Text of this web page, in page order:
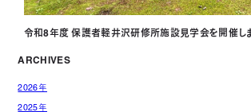
令和8年度 保護者軽井沢研修所施設見学会を開催し
ARCHIVES
2026年
2025年